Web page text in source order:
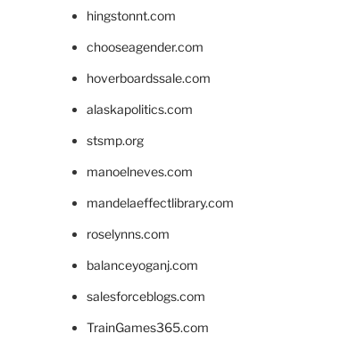
hingstonnt.com
chooseagender.com
hoverboardssale.com
alaskapolitics.com
stsmp.org
manoelneves.com
mandelaeffectlibrary.com
roselynns.com
balanceyoganj.com
salesforceblogs.com
TrainGames365.com